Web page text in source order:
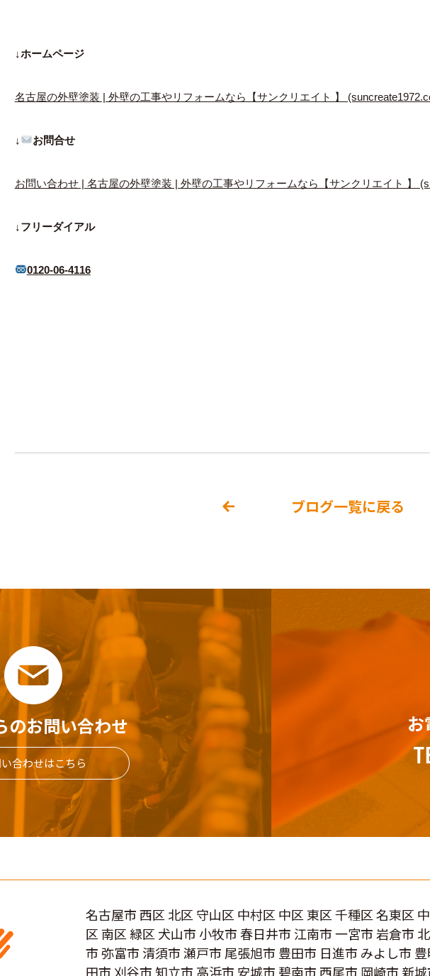
↓ホームページ
名古屋の外壁塗装 | 外壁の工事やリフォームなら【サンクリエイト 】
↓ お問合せ
お問い合わせ | 名古屋の外壁塗装 | 外壁の工事やリフォームなら【サンクリエイト 】
↓フリーダイアル
0120-06-4116
ブログ一覧に戻る
のお問い合わせ
合わせはこちら
名古屋市 西区 北区 守山区 中村区 中区 東区 千種区 名東区
区 南区 緑区 犬山市 小牧市 春日井市 江南市 一宮市 岩倉市
市 弥富市 清須市 瀬戸市 尾張旭市 豊田市 日進市 みよし市
田市 刈谷市 知立市 高浜市 安城市 碧南市 西尾市 岡崎市 新